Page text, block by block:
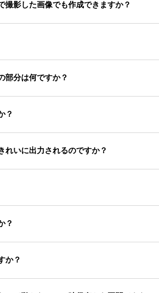
撮影した画像でも作成できますか？
部分は何ですか？
？
れいに出力されるのですか？
？
か？